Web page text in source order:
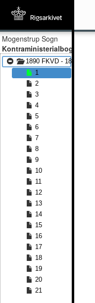
Mogenstrup Sogn
Kontraministerialbog
1890 FKVD - 1892 FKVD
1
2
3
4
5
6
7
8
9
10
11
12
13
14
15
16
17
18
19
20
21